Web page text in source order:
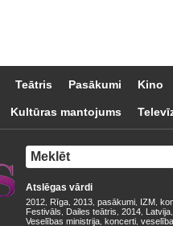
Teātris Pasākumi Kino
Kultūras mantojums
Atslēgas vārdi
2012 Rīga 2013 pasākumi IZM
Festivāls Dailes teātris 2014 Latvija
Veselības ministrija koncerti veselība